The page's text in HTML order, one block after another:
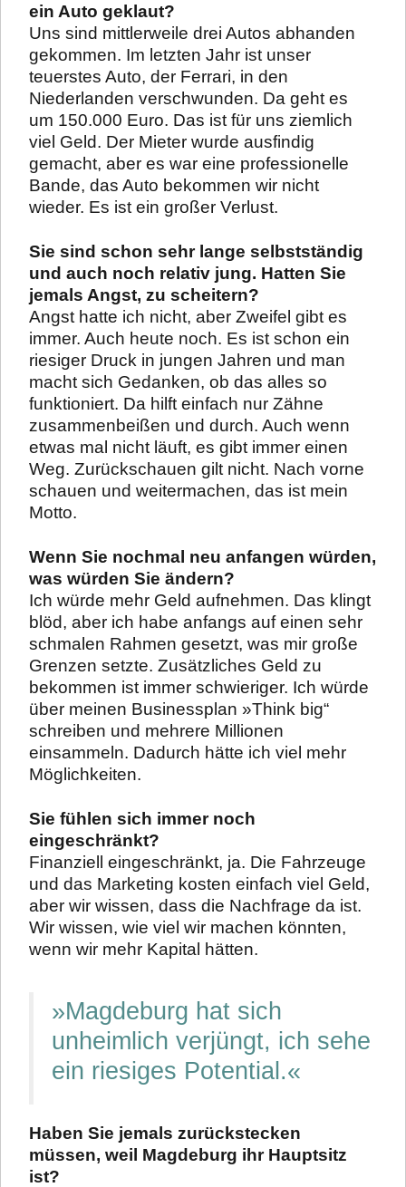
ein Auto geklaut?
Uns sind mittlerweile drei Autos abhanden
gekommen. Im letzten Jahr ist unser
teuerstes Auto, der Ferrari, in den
Niederlanden verschwunden. Da geht es
um 150.000 Euro. Das ist für uns ziemlich
viel Geld. Der Mieter wurde ausfindig
gemacht, aber es war eine professionelle
Bande, das Auto bekommen wir nicht
wieder. Es ist ein großer Verlust.
Sie sind schon sehr lange selbstständig
und auch noch relativ jung. Hatten Sie
jemals Angst, zu scheitern?
Angst hatte ich nicht, aber Zweifel gibt es
immer. Auch heute noch. Es ist schon ein
riesiger Druck in jungen Jahren und man
macht sich Gedanken, ob das alles so
funktioniert. Da hilft einfach nur Zähne
zusammenbeißen und durch. Auch wenn
etwas mal nicht läuft, es gibt immer einen
Weg. Zurückschauen gilt nicht. Nach vorne
schauen und weitermachen, das ist mein
Motto.
Wenn Sie nochmal neu anfangen würden,
was würden Sie ändern?
Ich würde mehr Geld aufnehmen. Das klingt
blöd, aber ich habe anfangs auf einen sehr
schmalen Rahmen gesetzt, was mir große
Grenzen setzte. Zusätzliches Geld zu
bekommen ist immer schwieriger. Ich würde
über meinen Businessplan »Think big“
schreiben und mehrere Millionen
einsammeln. Dadurch hätte ich viel mehr
Möglichkeiten.
Sie fühlen sich immer noch
eingeschränkt?
Finanziell eingeschränkt, ja. Die Fahrzeuge
und das Marketing kosten einfach viel Geld,
aber wir wissen, dass die Nachfrage da ist.
Wir wissen, wie viel wir machen könnten,
wenn wir mehr Kapital hätten.
»Magdeburg hat sich
unheimlich verjüngt, ich sehe
ein riesiges Potential.«
Haben Sie jemals zurückstecken
müssen, weil Magdeburg ihr Hauptsitz
ist?